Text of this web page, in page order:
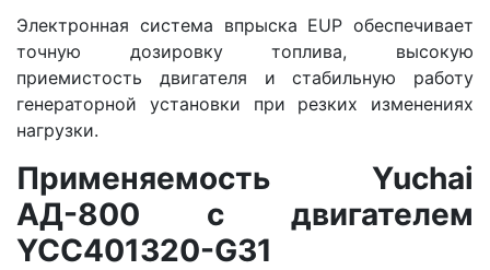
Электронная система впрыска EUP обеспечивает
точную дозировку топлива, высокую
приемистость двигателя и стабильную работу
генераторной установки при резких изменениях
нагрузки.
Применяемость Yuchai
АД-800 с двигателем
YCC401320-G31